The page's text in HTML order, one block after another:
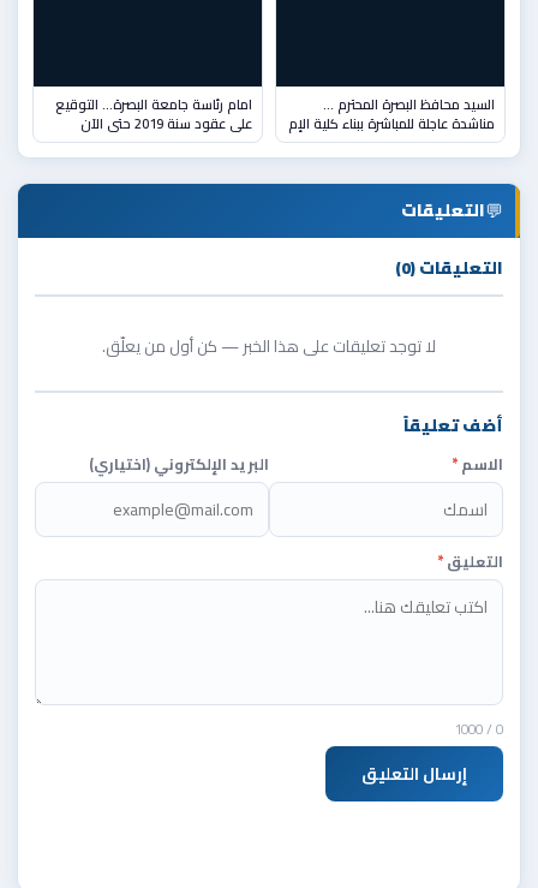
السيد محافظ البصرة المحترم …
مناشدة عاجلة للمباشرة ببناء كلية الإم
امام رئاسة جامعة البصرة… التوقيع
على عقود سنة 2019 حتى الآن
💬التعليقات
التعليقات (0)
لا توجد تعليقات على هذا الخبر — كن أول من يعلّق.
أضف تعليقاً
الاسم* البريد الإلكتروني (اختياري)
التعليق*
0
/ 1000
إرسال التعليق